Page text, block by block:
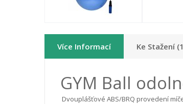
Více Informací Ke Stažení
GYM Ball
Dvouplášťové ABS/BRQ provedení